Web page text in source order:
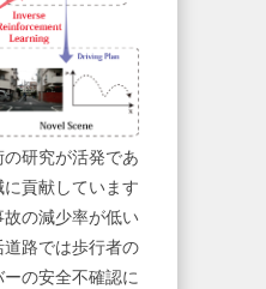
研究が活発であ
貢献しています
の減少率が低い
路では歩行者の
の安全不確認に